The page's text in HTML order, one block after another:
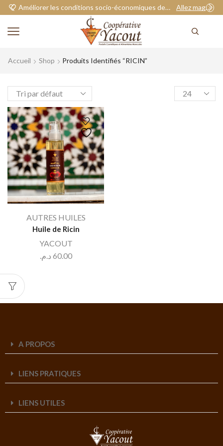
Améliorer les conditions socio-économiques de nos adhérents. Allez magasiner
Accueil Shop Produits Identifiés “RICIN”
AUTRES HUILES
Huile de Ricin
YACOUT
60.00 د.م.
A PROPOS
LIENS PRATIQUES
LIENS UTILES